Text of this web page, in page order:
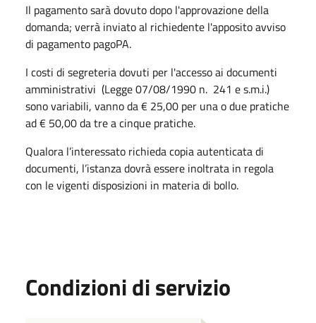
Il pagamento sarà dovuto dopo l'approvazione della
domanda; verrà inviato al richiedente l'apposito avviso
di pagamento pagoPA.
I costi di segreteria dovuti per l'accesso ai documenti
amministrativi (Legge 07/08/1990 n. 241 e s.m.i.)
sono variabili, vanno da € 25,00 per una o due pratiche
ad € 50,00 da tre a cinque pratiche.
Qualora l’interessato richieda copia autenticata di
documenti, l’istanza dovrà essere inoltrata in regola
con le vigenti disposizioni in materia di bollo.
Condizioni di servizio